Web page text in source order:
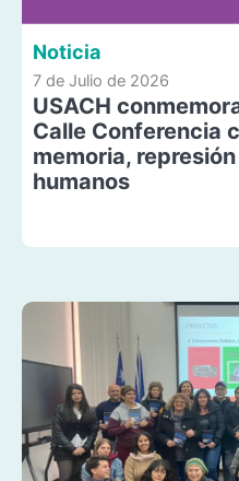
Noticia
7 de Julio de 2026
USACH
Calle Conferencia
memoria,
humanos